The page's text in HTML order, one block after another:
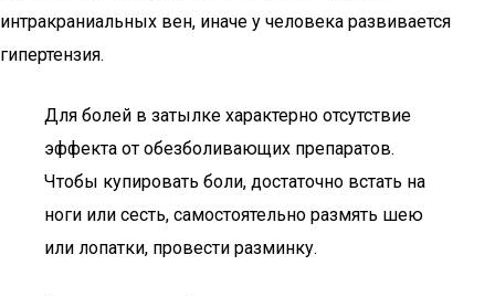
интракраниальных вен, иначе у человека развивается
гипертензия.
Для болей в затылке характерно отсутствие
эффекта от обезболивающих препаратов.
Чтобы купировать боли, достаточно встать на
ноги или сесть, самостоятельно размять шею
или лопатки, провести разминку.